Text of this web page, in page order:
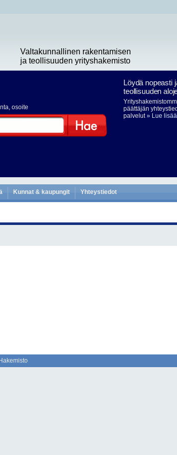
Valtakunnallinen rakentamisen
ja teollisuuden yrityshakemisto
osoite
Löydä nopeasti
teollisuuden
päättäjän
palvelut» Lue lisää
Kunnat & kaupungit Yhteystiedot
Hakemisto